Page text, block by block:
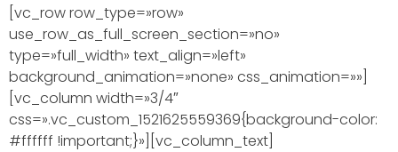
[vc_row row_type=»row»
use_row_as_full_screen_section=»no»
type=»full_width» text_align=»left»
background_animation=»none» css_animation=»»]
[vc_column width=»3/4″
css=».vc_custom_1521625559369{background-color:
#ffffff !important;}»][vc_column_text]